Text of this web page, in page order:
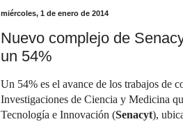
miércoles, 1 de enero de 2014
Nuevo complejo de
un 54%
Un 54% es el avance de los trabajos de
Investigaciones de Ciencia y Medicina
Tecnología e Innovación (Senacyt),